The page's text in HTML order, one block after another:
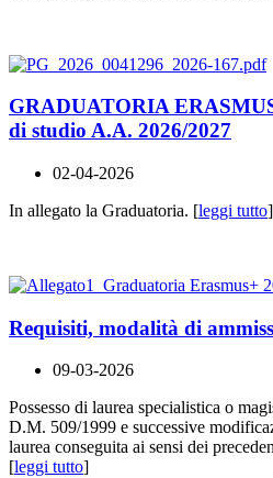
GRADUATORIA
di studio A.A. 2026/2027
02-04-2026
In allegato la Graduatoria. [leggi tutto]
Requisiti, modalità di
09-03-2026
Possesso di laurea specialistica o
D.M. 509/1999 e successive
laurea conseguita ai sensi dei
[leggi tutto]